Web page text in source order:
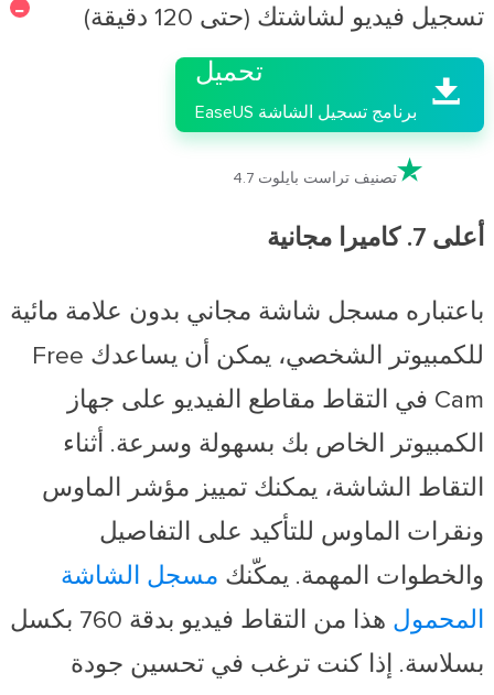
تسجيل فيديو لشاشتك (حتى 120 دقيقة)


تحميل
برنامج تسجيل الشاشة EaseUS
تصنيف تراست بايلوت 4.7
أعلى 7. كاميرا مجانية
باعتباره مسجل شاشة مجاني بدون علامة مائية
للكمبيوتر الشخصي، يمكن أن يساعدك Free
Cam في التقاط مقاطع الفيديو على جهاز
الكمبيوتر الخاص بك بسهولة وسرعة. أثناء
التقاط الشاشة، يمكنك تمييز مؤشر الماوس
ونقرات الماوس للتأكيد على التفاصيل
والخطوات المهمة. يمكّنك مسجل الشاشة
المحمول
هذا من التقاط فيديو بدقة 760 بكسل
بسلاسة. إذا كنت ترغب في تحسين جودة